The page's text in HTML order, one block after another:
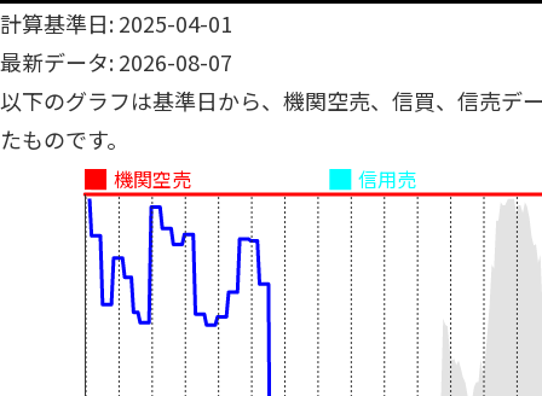
計算基準日: 2025-04-01
最新データ: 2026-08-07
以下のグラフは基準日から、機関空売、信買、信売デ
たものです。
機関空売 信用売